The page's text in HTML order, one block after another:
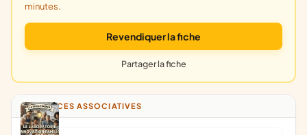
minutes.
Revendiquer la fiche
Partager la fiche
ANNONCES ASSOCIATIVES